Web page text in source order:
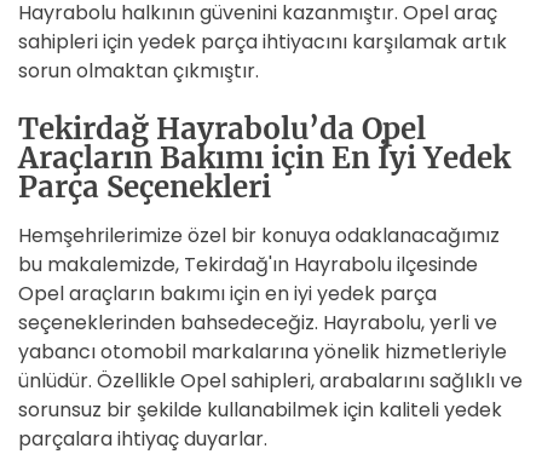
Hayrabolu halkının güvenini kazanmıştır. Opel araç
sahipleri için yedek parça ihtiyacını karşılamak artık
sorun olmaktan çıkmıştır.
Tekirdağ Hayrabolu’da Opel
Araçların Bakımı için En İyi Yedek
Parça Seçenekleri
Hemşehrilerimize özel bir konuya odaklanacağımız
bu makalemizde, Tekirdağ'ın Hayrabolu ilçesinde
Opel araçların bakımı için en iyi yedek parça
seçeneklerinden bahsedeceğiz. Hayrabolu, yerli ve
yabancı otomobil markalarına yönelik hizmetleriyle
ünlüdür. Özellikle Opel sahipleri, arabalarını sağlıklı ve
sorunsuz bir şekilde kullanabilmek için kaliteli yedek
parçalara ihtiyaç duyarlar.